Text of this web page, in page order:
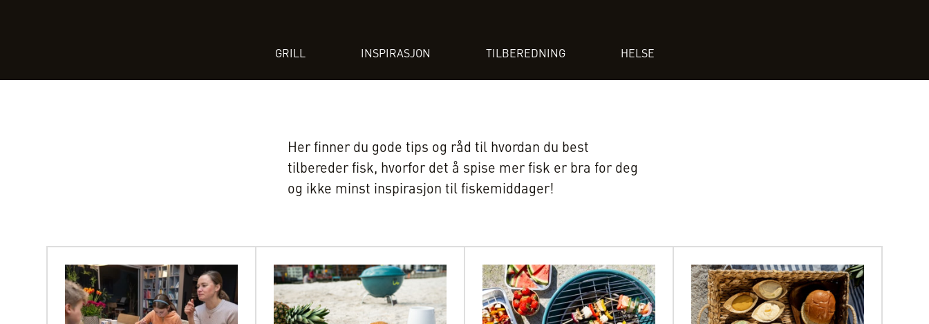
GRILL INSPIRASJON TILBEREDNING HELSE
Her finner du gode tips og råd til hvordan du best
tilbereder fisk, hvorfor det å spise mer fisk er bra for deg
og ikke minst inspirasjon til fiskemiddager!